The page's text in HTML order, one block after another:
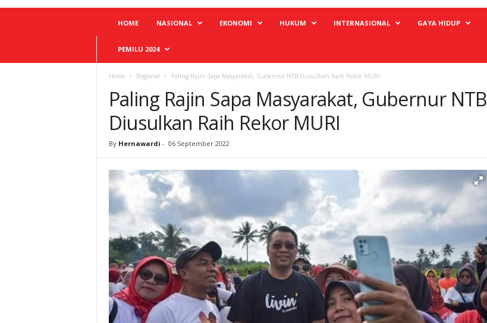
HOME NASIONAL EKONOMI HUKUM INTERNASIONAL GAYA HIDUP
PEMILU 2024
Home Regional Paling Rajin Sapa Masyarakat, Gubernur NTB Diusulkan Raih Rekor MURI
Paling Rajin Sapa Masyarakat, Gubernur NTB
Diusulkan Raih Rekor MURI
By Hernawardi - 06 September 2022